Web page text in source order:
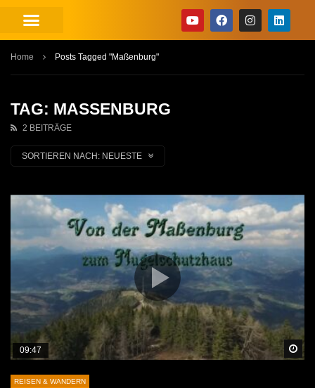
Home Posts Tagged "Maßenburg"
TAG: MASSENBURG
2 BEITRÄGE
SORTIEREN NACH: NEUESTE
09:47
REISEN & WANDERN